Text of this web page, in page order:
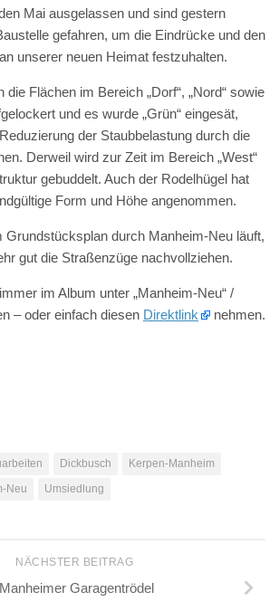
Mai ausgelassen und sind gestern
gefahren, um die Eindrücke und den
unserer neuen Heimat festzuhalten.
Flächen im Bereich „Dorf“, „Nord“ sowie
und es wurde „Grün“ eingesät,
der Staubbelastung durch die
Derweil wird zur Zeit im Bereich „West“
gebuddelt. Auch der Rodelhügel hat
Form und Höhe angenommen.
Grundstücksplan durch Manheim-Neu läuft,
gut die Straßenzüge nachvollziehen.
im Album unter „Manheim-Neu“ /
– oder einfach diesen Direktlink nehmen.
Dickbusch
Kerpen-Manheim
Neu Umsiedlung
NÄCHSTER BEITRAG
Garagentrödel